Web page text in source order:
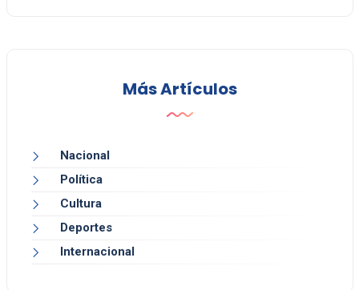
Más Artículos
Nacional
Política
Cultura
Deportes
Internacional